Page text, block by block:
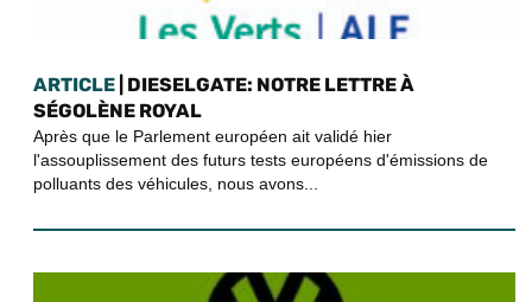
ARTICLE | DIESELGATE: NOTRE LETTRE À
SÉGOLÈNE ROYAL
Après que le Parlement européen ait validé hier
l'assouplissement des futurs tests européens d'émissions de
polluants des véhicules, nous avons...